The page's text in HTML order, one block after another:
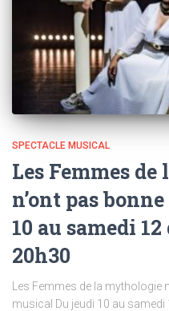
SPECTACLE MUSICAL
Les Femmes
n’ont pas
10 au samedi
20h30
Les Femmes de la mythologie
musical Du jeudi 10 au